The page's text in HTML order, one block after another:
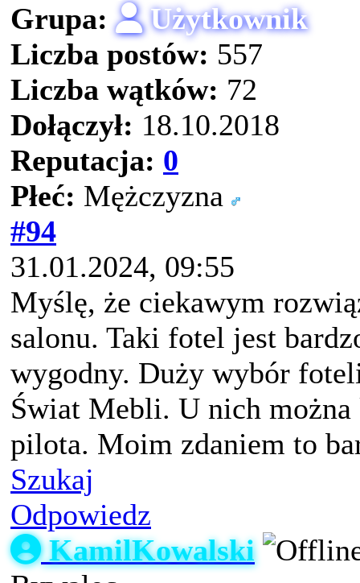
Grupa:
Użytkownik
Liczba postów: 557
Liczba wątków: 72
Dołączył: 18.10.2018
Reputacja: 0
Płeć: Mężczyzna
#94
31.01.2024, 09:55
Myślę, że ciekawym
salonu. Taki fotel jest
wygodny. Duży wybór
Świat Mebli. U nich można
pilota. Moim zdaniem to
Szukaj
Odpowiedz
KamilKowalski